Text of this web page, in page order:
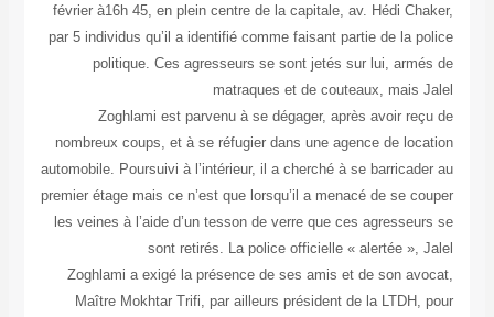
février à16h 45, en plein centre de la capitale, av. Hédi Chaker,
par 5 individus qu’il a identifié comme faisant partie de la police
politique. Ces agresseurs se sont jetés sur lui, armés de
matraques et de couteaux, mais Jalel
Zoghlami est parvenu à se dégager, après avoir reçu de
nombreux coups, et à se réfugier dans une agence de location
automobile. Poursuivi à l’intérieur, il a cherché à se barricader au
premier étage mais ce n’est que lorsqu’il a menacé de se couper
les veines à l’aide d’un tesson de verre que ces agresseurs se
sont retirés. La police officielle « alertée », Jalel
Zoghlami a exigé la présence de ses amis et de son avocat,
Maître Mokhtar Trifi, par ailleurs président de la LTDH, pour